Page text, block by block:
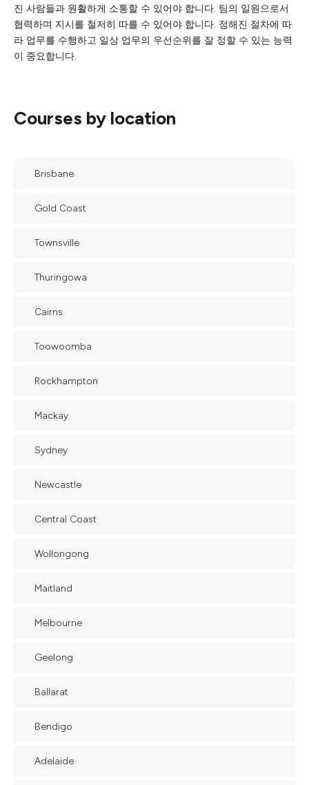
진 사람들과 원활하게 소통할 수 있어야 합니다. 팀의 일원으로서
협력하며 지시를 철저히 따를 수 있어야 합니다. 정해진 절차에 따
라 업무를 수행하고 일상 업무의 우선순위를 잘 정할 수 있는 능력
이 중요합니다.
Courses by location
Brisbane
Gold Coast
Townsville
Thuringowa
Cairns
Toowoomba
Rockhampton
Mackay
Sydney
Newcastle
Central Coast
Wollongong
Maitland
Melbourne
Geelong
Ballarat
Bendigo
Adelaide